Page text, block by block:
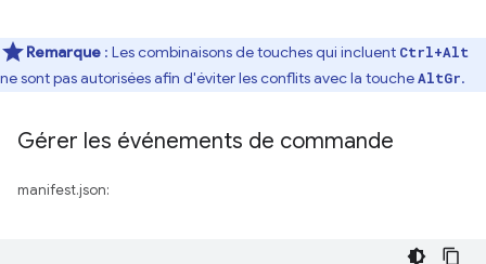
Remarque : Les combinaisons de touches qui incluent Ctrl+Alt
ne sont pas autorisées afin d'éviter les conflits avec la toucheAltGr.
Gérer les événements de commande
manifest.json: